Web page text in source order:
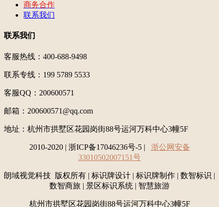
商务合作
联系我们
联系我们
客服热线：400-688-9498
联系专线：199 5789 5533
客服QQ：200600571
邮箱：200600571@qq.com
地址： 杭州市拱墅区花园岗街88号运河万科中心3幢5F
2010-2020 | 浙ICP备17046236号-5 |
浙公网安备
33010502007151号
朗域视觉科技 版权所有 | 标识牌设计 | 标识牌制作 | 数智标识 |
数智商旅 | 景区标识系统 | 智慧旅游
杭州市拱墅区花园岗街88号运河万科中心3幢5F